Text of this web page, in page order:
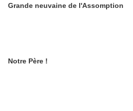
Grande neuvaine de l'Assomption
Notre Père !